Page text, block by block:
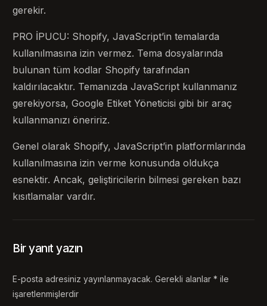
gerekir.
PRO İPUCU: Shopify, JavaScript’in temalarda
kullanılmasına izin vermez. Tema dosyalarında
bulunan tüm kodlar Shopify tarafından
kaldırılacaktır. Temanızda JavaScript kullanmanız
gerekiyorsa, Google Etiket Yöneticisi gibi bir araç
kullanmanızı öneririz.
Genel olarak Shopify, JavaScript’in platformlarında
kullanılmasına izin verme konusunda oldukça
esnektir. Ancak, geliştiricilerin bilmesi gereken bazı
kısıtlamalar vardır.
Bir yanıt yazın
E-posta adresiniz yayınlanmayacak. Gerekli alanlar* ile
işaretlenmişlerdir